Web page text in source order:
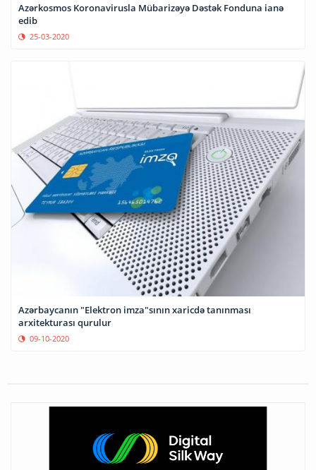
Azərkosmos Koronavirusla Mübarizəyə Dəstək Fonduna ianə
edib
25-03-2020
Azərbaycanın "Elektron imza"sının xaricdə tanınması
arxitekturası qurulur
09-10-2020